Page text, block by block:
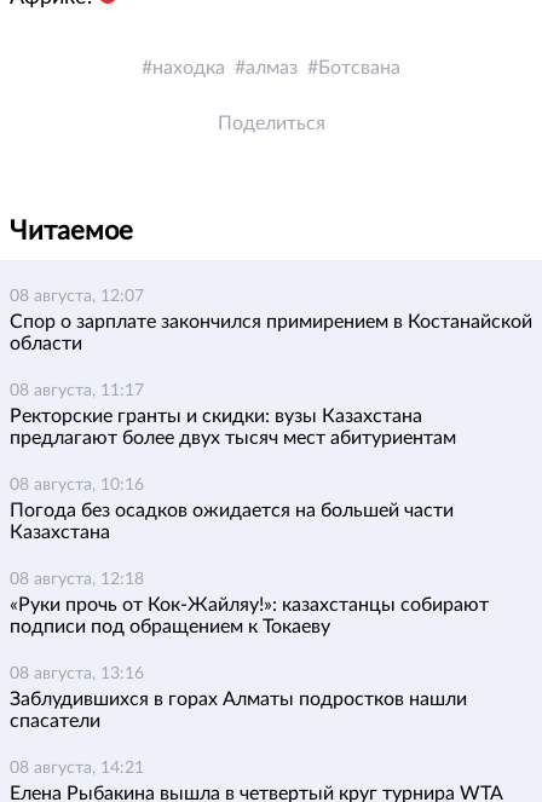
находка алмаз Ботсвана
Поделиться
Читаемое
08 августа, 12:07
Спор о зарплате закончился примирением в Костанайской
области
08 августа, 11:17
Ректорские гранты и скидки: вузы Казахстана
предлагают более двух тысяч мест абитуриентам
08 августа, 10:16
Погода без осадков ожидается на большей части
Казахстана
08 августа, 12:18
«Руки прочь от Кок-Жайляу!»: казахстанцы собирают
подписи под обращением к Токаеву
08 августа, 13:16
Заблудившихся в горах Алматы подростков нашли
спасатели
08 августа, 14:21
Елена Рыбакина вышла в четвертый круг турнира WTA